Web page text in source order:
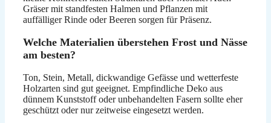
Gräser mit standfesten Halmen und Pflanzen mit
auffälliger Rinde oder Beeren sorgen für Präsenz.
Welche Materialien überstehen Frost und Nässe
am besten?
Ton, Stein, Metall, dickwandige Gefässe und wetterfeste
Holzarten sind gut geeignet. Empfindliche Deko aus
dünnem Kunststoff oder unbehandelten Fasern sollte eher
geschützt oder nur zeitweise eingesetzt werden.